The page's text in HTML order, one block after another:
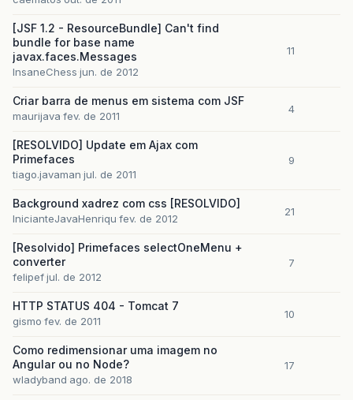
[JSF 1.2 - ResourceBundle] Can't find
bundle for base name
javax.faces.Messages
InsaneChess jun. de 2012
11
Criar barra de menus em sistema com JSF
maurijava fev. de 2011
4
[RESOLVIDO] Update em Ajax com
Primefaces
tiago.javaman jul. de 2011
9
Background xadrez com css [RESOLVIDO]
InicianteJavaHenriqu fev. de 2012
21
[Resolvido] Primefaces selectOneMenu +
converter
felipefjul. de 2012
7
HTTP STATUS 404 - Tomcat 7
gismo fev. de 2011
10
Como redimensionar uma imagem no
Angular ou no Node?
wladyband ago. de 2018
17